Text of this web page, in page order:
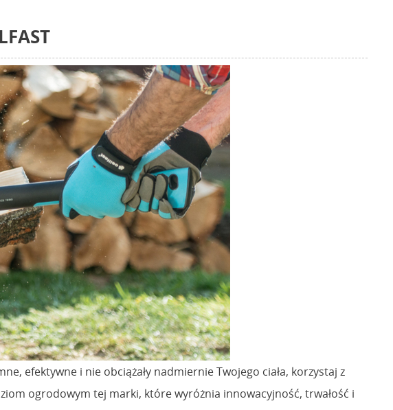
efektywne i nie obciążały nadmiernie Twojego ciała, korzystaj z
ogrodowym tej marki, które wyróżnia innowacyjność, trwałość i